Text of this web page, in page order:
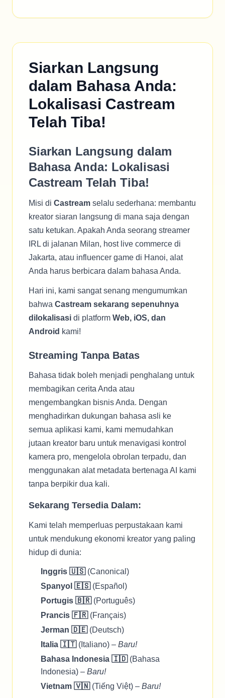
Siarkan Langsung
dalam Bahasa Anda:
Lokalisasi Castream
Telah Tiba!
Siarkan Langsung dalam
Bahasa Anda: Lokalisasi
Castream Telah Tiba!
Misi di Castream selalu sederhana: membantu
kreator siaran langsung di mana saja dengan
satu ketukan. Apakah Anda seorang streamer
IRL di jalanan Milan, host live commerce di
Jakarta, atau influencer game di Hanoi, alat
Anda harus berbicara dalam bahasa Anda.
Hari ini, kami sangat senang mengumumkan
bahwa Castream sekarang sepenuhnya
dilokalisasi di platform Web, iOS, dan
Android kami!
Streaming Tanpa Batas
Bahasa tidak boleh menjadi penghalang untuk
membagikan cerita Anda atau
mengembangkan bisnis Anda. Dengan
menghadirkan dukungan bahasa asli ke
semua aplikasi kami, kami memudahkan
jutaan kreator baru untuk menavigasi kontrol
kamera pro, mengelola obrolan terpadu, dan
menggunakan alat metadata bertenaga AI kami
tanpa berpikir dua kali.
Sekarang Tersedia Dalam:
Kami telah memperluas perpustakaan kami
untuk mendukung ekonomi kreator yang paling
hidup di dunia:
Inggris 🇺🇸(Canonical)
Spanyol 🇪🇸(Español)
Portugis 🇧🇷(Português)
Prancis 🇫🇷(Français)
Jerman 🇩🇪(Deutsch)
Italia 🇮🇹(Italiano) – Baru!
Bahasa Indonesia 🇮🇩(Bahasa
Indonesia) – Baru!
Vietnam 🇻🇳(Tiếng Việt) – Baru!